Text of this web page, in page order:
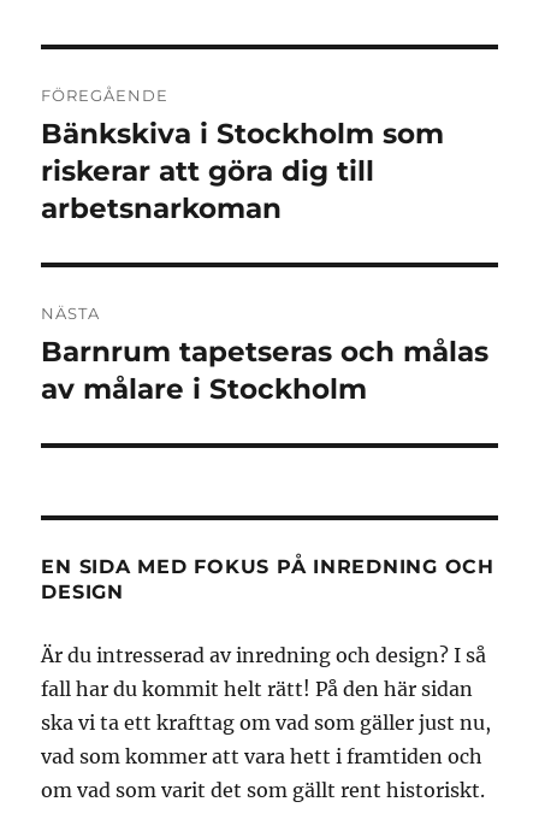
FÖREGÅENDE
Föregående
inlägg:
Bänkskiva i Stockholm som
riskerar att göra dig till
arbetsnarkoman
NÄSTA
Nästa
inlägg:
Barnrum tapetseras och målas
av målare i Stockholm
EN SIDA MED FOKUS PÅ INREDNING OCH
DESIGN
Är du intresserad av inredning och design? I så
fall har du kommit helt rätt! På den här sidan
ska vi ta ett krafttag om vad som gäller just nu,
vad som kommer att vara hett i framtiden och
om vad som varit det som gällt rent historiskt.